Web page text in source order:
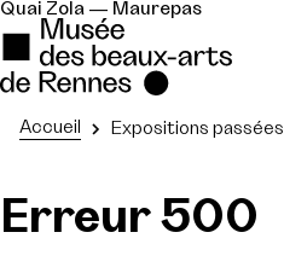
Quai Zola — Maurepas
Accueil Expositions passées
Erreur 500